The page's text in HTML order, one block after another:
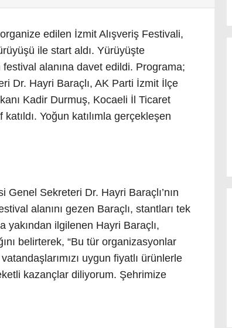
edilen İzmit Alışveriş Festivali,
ile start aldı. Yürüyüşte
alanına davet edildi. Programa;
Dr. Hayri Baraçlı, AK Parti İzmit İlçe
Kadir Durmuş, Kocaeli İl Ticaret
Yoğun katılımla gerçekleşen
Genel Sekreteri Dr. Hayri Baraçlı’nın
alanını gezen Baraçlı, stantları tek
ilgilenen Hayri Baraçlı,
belirterek, “Bu tür organizasyonlar
uygun fiyatlı ürünlerle
kazançlar diliyorum. Şehrimize